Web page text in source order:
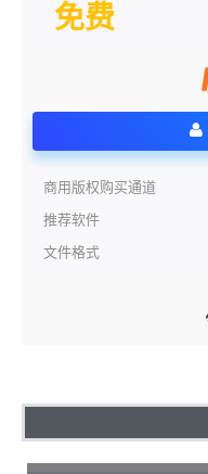
免费
商用版权购买通道
推荐软件
文件格式